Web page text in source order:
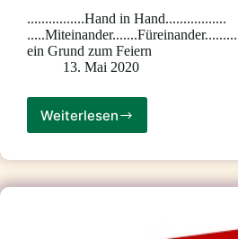
................Hand in Hand.................
ein Grund zum Feiern
13. Mai 2020
Weiterlesen
25-
Jubiläum
Landesverband